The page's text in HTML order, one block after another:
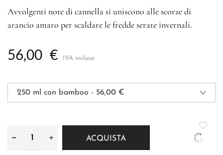
Avvolgenti note di cannella si uniscono alle scorze di
arancio amaro per scaldare le fredde serate invernali.
56,00 € IVA inclusa
ACQUISTA